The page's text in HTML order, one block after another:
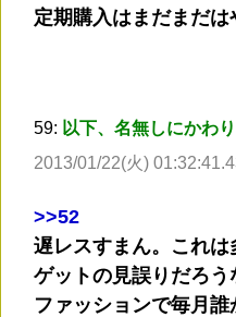
定期購入はまだまだは
59: 以下、名無しにかわ
2013/01/22(火)
>>52
遅レスすまん。これ
ゲットの見誤りだろう
ファッションで毎月